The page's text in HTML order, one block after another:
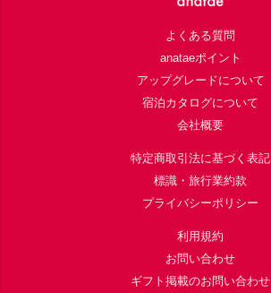
よくある質問
anataeポイント
アップグレードについて
宿泊カタログについて
会社概要
特定商取引法に基づく表記
標識・旅行業約款
プライバシーポリシー
利用規約
お問い合わせ
ギフト掲載のお問い合わせ